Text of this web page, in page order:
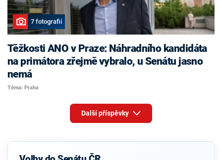
7 fotografií
Těžkosti ANO v Praze: Náhradního kandidáta
na primátora zřejmě vybralo, u Senátu jasno
nemá
Téma: Praha
Další příspěvky